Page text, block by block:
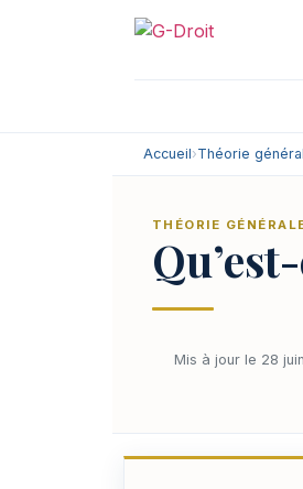
Accueil›Théorie
THÉORIE
Mis à jour le 28